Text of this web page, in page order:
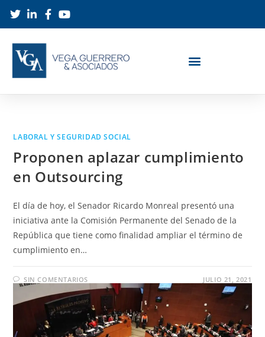
LABORAL Y SEGURIDAD SOCIAL
Proponen aplazar cumplimiento
en Outsourcing
El día de hoy, el Senador Ricardo Monreal presentó una
iniciativa ante la Comisión Permanente del Senado de la
República que tiene como finalidad ampliar el término de
cumplimiento en…
SIN COMENTARIOS JULIO 21, 2021